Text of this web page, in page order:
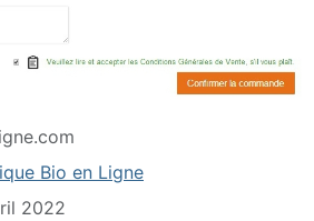
Bio en Ligne
2022